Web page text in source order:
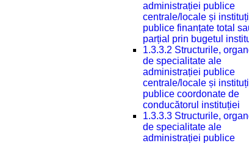
administrației publice
centrale/locale și
publice finanțate total
parțial prin bugetul
1.3.3.2 Structurile,
de specialitate ale
administrației publice
centrale/locale și
publice coordonate de
conducătorul instituției
1.3.3.3 Structurile,
de specialitate ale
administrației publice